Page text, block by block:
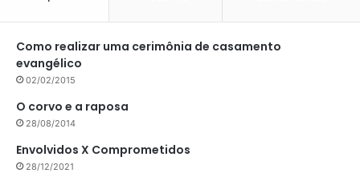
Como realizar uma cerimônia de casamento
evangélico
02/02/2015
O corvo e a raposa
28/08/2014
Envolvidos X Comprometidos
28/12/2021